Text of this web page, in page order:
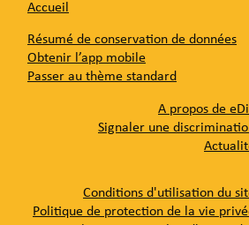
Accueil
Résumé de conservation de données
Obtenir l’app mobile
Passer au thème standard
A propos de
Signaler une
Conditions d'utilisation du
Politique de protection de la vie